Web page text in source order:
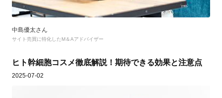
中島優太さん
サイト売買に特化したM＆Aアドバイザー
ヒト幹細胞コスメ徹底解説！期待できる効果と注意点
2025-07-02